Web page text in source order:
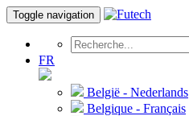
Toggle navigation
FR
België - Nederlands
Belgique - Français